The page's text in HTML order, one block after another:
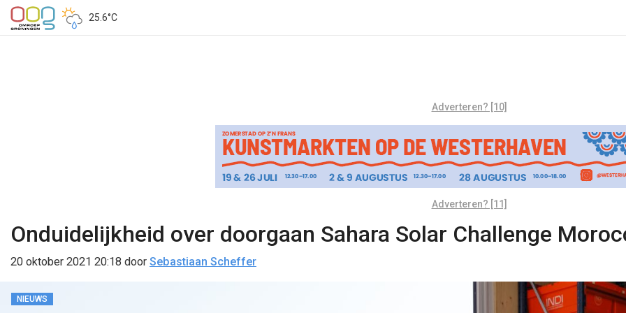
25.6°C
Adverteren? [10]
Adverteren? [11]
Onduidelijkheid over doorgaan Sahara Solar Challenge
20 oktober 2021 20:18 door Sebastiaan Scheffer
NIEUWS